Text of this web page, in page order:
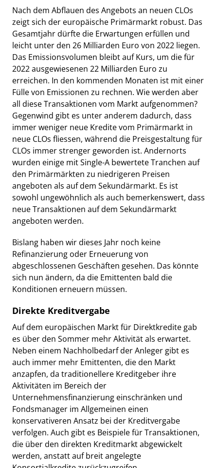
Nach dem Abflauen des Angebots an neuen CLOs
zeigt sich der europäische Primärmarkt robust. Das
Gesamtjahr dürfte die Erwartungen erfüllen und
leicht unter den 26 Milliarden Euro von 2022 liegen.
Das Emissionsvolumen bleibt auf Kurs, um die für
2022 ausgewiesenen 22 Milliarden Euro zu
erreichen. In den kommenden Monaten ist mit einer
Fülle von Emissionen zu rechnen. Wie werden aber
all diese Transaktionen vom Markt aufgenommen?
Gegenwind gibt es unter anderem dadurch, dass
immer weniger neue Kredite vom Primärmarkt in
neue CLOs fliessen, während die Preisgestaltung für
CLOs immer strenger geworden ist. Andernorts
wurden einige mit Single-A bewertete Tranchen auf
den Primärmärkten zu niedrigeren Preisen
angeboten als auf dem Sekundärmarkt. Es ist
sowohl ungewöhnlich als auch bemerkenswert, dass
neue Transaktionen auf dem Sekundärmarkt
angeboten werden.
Bislang haben wir dieses Jahr noch keine
Refinanzierung oder Erneuerung von
abgeschlossenen Geschäften gesehen. Das könnte
sich nun ändern, da die Emittenten bald die
Konditionen erneuern müssen.
Direkte Kreditvergabe
Auf dem europäischen Markt für Direktkredite gab
es über den Sommer mehr Aktivität als erwartet.
Neben einem Nachholbedarf der Anleger gibt es
auch immer mehr Emittenten, die den Markt
anzapfen, da traditionellere Kreditgeber ihre
Aktivitäten im Bereich der
Unternehmensfinanzierung einschränken und
Fondsmanager im Allgemeinen einen
konservativeren Ansatz bei der Kreditvergabe
verfolgen. Auch gibt es Beispiele für Transaktionen,
die über den direkten Kreditmarkt abgewickelt
werden, anstatt auf breit angelegte